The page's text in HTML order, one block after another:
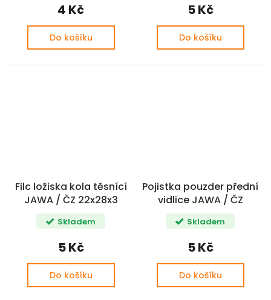
4 Kč
Do košíku
5 Kč
Do košíku
Filc ložiska kola těsnící
JAWA / ČZ 22x28x3
Skladem
5 Kč
Do košíku
Pojistka pouzder přední
vidlice JAWA / ČZ
Skladem
5 Kč
Do košíku